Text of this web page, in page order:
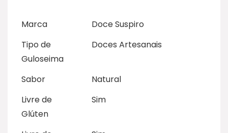
Marca
Doce Suspiro
Tipo de
Guloseima
Doces Artesanais
Sabor
Natural
Livre de
Glúten
Sim